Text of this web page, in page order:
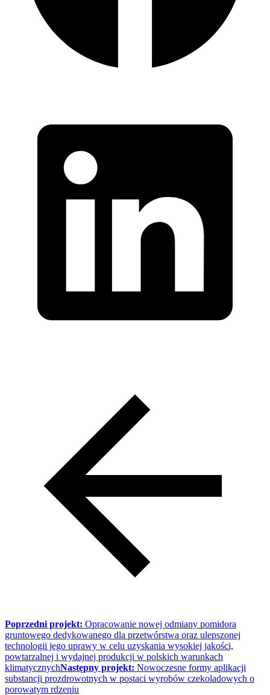
Poprzedni projekt: Opracowanie nowej odmiany pomidora
gruntowego dedykowanego dla przetwórstwa oraz ulepszonej
technologii jego uprawy w celu uzyskania wysokiej jakości,
powtarzalnej i wydajnej produkcji w polskich warunkach
klimatycznychNastępny projekt: Nowoczesne formy aplikacji
substancji prozdrowotnych w postaci wyrobów czekoladowych o
porowatym rdzeniu